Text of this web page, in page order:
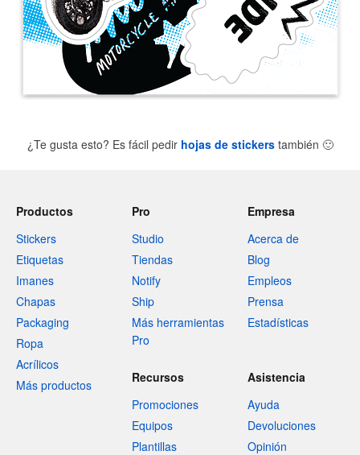
¿Te gusta esto? Es fácil pedir hojas de stickerstambién 🙂
Productos
Stickers
Etiquetas
Imanes
Chapas
Packaging
Ropa
Acrílicos
Más productos
Pro
Studio
Tiendas
Notify
Ship
Más herramientas
Pro
Empresa
Acerca de
Blog
Empleos
Prensa
Estadísticas
Recursos
Promociones
Equipos
Plantillas
Asistencia
Ayuda
Devoluciones
Opinión